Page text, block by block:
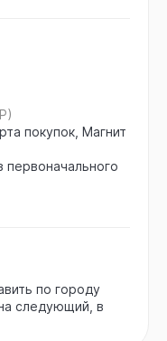
покупок, Магнит
по городу
следующий, в